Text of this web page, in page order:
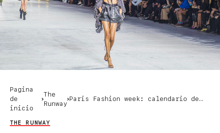
Pagina
de
inicio
The
Runway
Paris Fashion week: calendario de
THE RUNWAY